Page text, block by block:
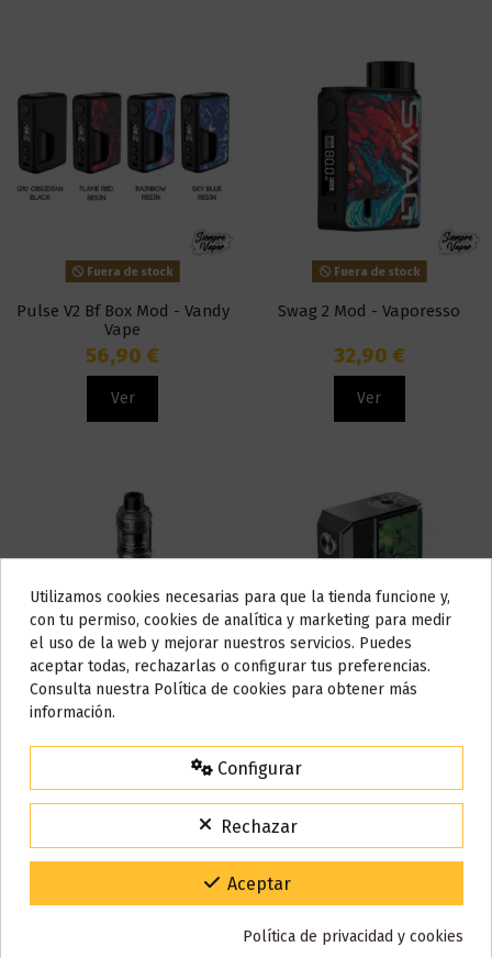
Fuera de stock
Pulse V2 Bf Box Mod - Vandy
Vape
56,90 €
Ver
Fuera de stock
Swag 2 Mod - Vaporesso
32,90 €
Ver
Drag 4 177W + Tanque
Uforce-L 2ml - Voopoo
64,90 € 49,90 €
Do not show again.
AVISO IMPORTANTE
Nos tomamos unos días
15% de descuento
Código:VACACIONES15
Gracias por tu paciencia y por seguir confiando en nosotros.
Utilizamos cookies necesarias para que la tienda funcione y,
con tu permiso, cookies de analítica y marketing para medir
el uso de la web y mejorar nuestros servicios. Puedes
aceptar todas, rechazarlas o configurar tus preferencias.
Consulta nuestra Política de cookies para obtener más
información.
Configurar
Rechazar
Aceptar
Política de privacidad y cookies